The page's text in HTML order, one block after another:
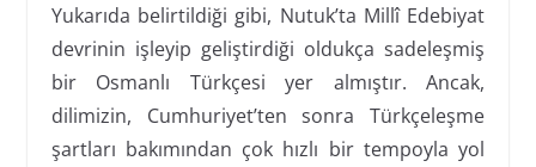
Yukarıda belirtildiği gibi, Nutuk’ta Millî Edebiyat
devrinin işleyip geliştirdiği oldukça sadeleşmiş
bir Osmanlı Türkçesi yer almıştır. Ancak,
dilimizin, Cumhuriyet’ten sonra Türkçeleşme
şartları bakımından çok hızlı bir tempoyla yol